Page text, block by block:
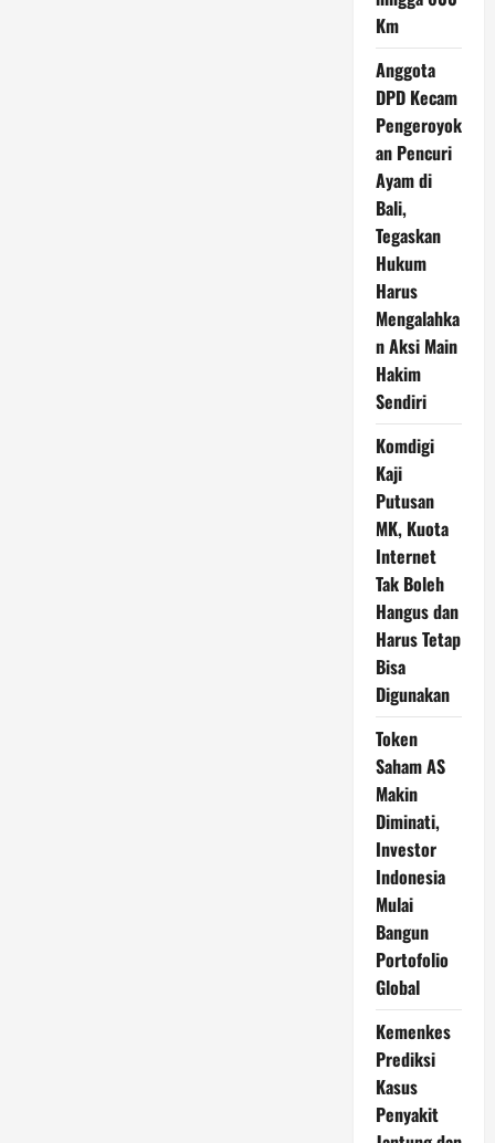
Km
Anggota
DPD Kecam
Pengeroyok
an Pencuri
Ayam di
Bali,
Tegaskan
Hukum
Harus
Mengalahka
n Aksi Main
Hakim
Sendiri
Komdigi
Kaji
Putusan
MK, Kuota
Internet
Tak Boleh
Hangus dan
Harus Tetap
Bisa
Digunakan
Token
Saham AS
Makin
Diminati,
Investor
Indonesia
Mulai
Bangun
Portofolio
Global
Kemenkes
Prediksi
Kasus
Penyakit